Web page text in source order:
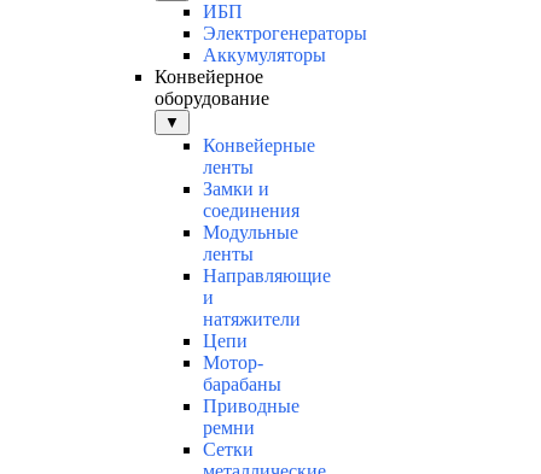
ИБП
Электрогенераторы
Аккумуляторы
Конвейерное
оборудование
▼
Конвейерные
ленты
Замки и
соединения
Модульные
ленты
Направляющие
и
натяжители
Цепи
Мотор-
барабаны
Приводные
ремни
Сетки